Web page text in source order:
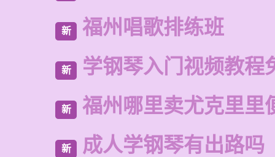
新 福州唱歌排练班
新 学钢琴入门视频教程
新 福州哪里卖尤克里里
新 成人学钢琴有出路吗